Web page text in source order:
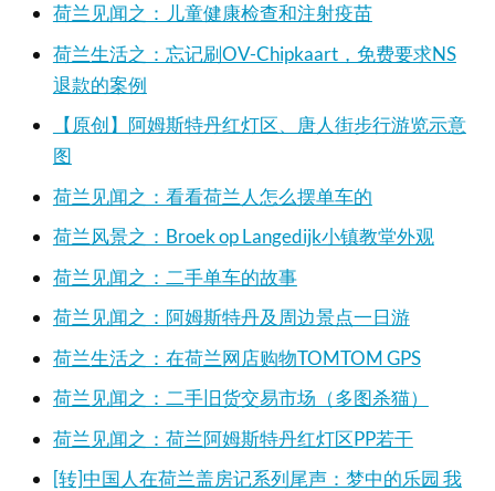
荷兰见闻之：儿童健康检查和注射疫苗
荷兰生活之：忘记刷OV-Chipkaart，免费要求NS
退款的案例
【原创】阿姆斯特丹红灯区、唐人街步行游览示意
图
荷兰见闻之：看看荷兰人怎么摆单车的
荷兰风景之：Broek op Langedijk小镇教堂外观
荷兰见闻之：二手单车的故事
荷兰见闻之：阿姆斯特丹及周边景点一日游
荷兰生活之：在荷兰网店购物TOMTOM GPS
荷兰见闻之：二手旧货交易市场（多图杀猫）
荷兰见闻之：荷兰阿姆斯特丹红灯区PP若干
[转]中国人在荷兰盖房记系列尾声：梦中的乐园 我